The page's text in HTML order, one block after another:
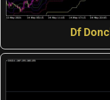
Df